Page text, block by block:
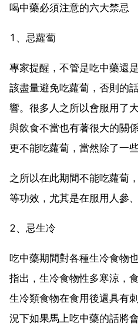
喝中藥必須注意的六大禁忌
1、忌蘿蔔
專家提醒，不管是吃中藥還
該盡量避免吃蘿蔔，否則的
響。很多人之所以會服用了
與飲食不當也有著很大的關
更不能吃蘿蔔，當然除了一
之所以在此期間不能吃蘿蔔
等功效，尤其是在服用人參
2、忌生冷
吃中藥期間對各種生冷食物
指出，生冷食物性多寒涼，
生冷類食物在食用後還具有
況下如果馬上吃中藥的話將